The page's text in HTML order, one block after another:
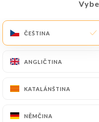
ČEŠTINA
ANGLIČTINA
KATALÁNŠTINA
NĚMČINA
DOMŮ/KONTAKT
ČEŠTINA
ANGLIČTINA
KATALÁNŠTINA
NĚMČINA